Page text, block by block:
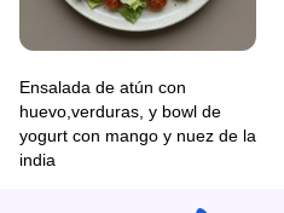
Ensalada de atún con
huevo,verduras, y bowl de
yogurt con mango y nuez de la
india